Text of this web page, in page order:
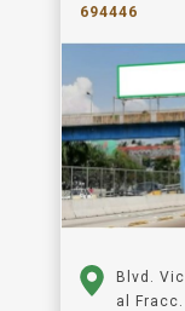
694446
Blvd.
al